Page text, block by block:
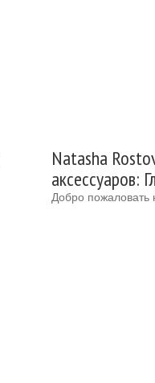
Natasha
аксессуаров:
Добро пожаловать